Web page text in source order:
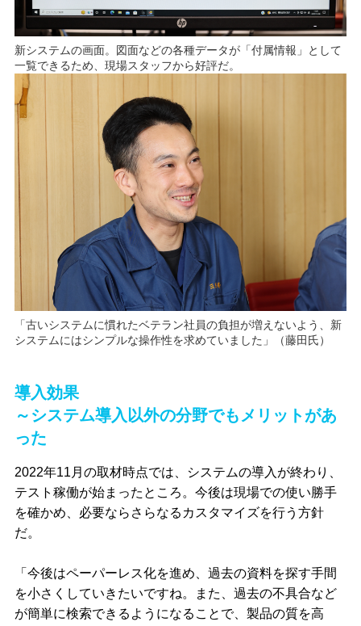
新システムの画面。図面などの各種データが「付属情報」として
一覧できるため、現場スタッフから好評だ。
「古いシステムに慣れたベテラン社員の負担が増えないよう、新
システムにはシンプルな操作性を求めていました」（藤田氏）
導入効果
～システム導入以外の分野でもメリットがあ
った
2022年11月の取材時点では、システムの導入が終わり、
テスト稼働が始まったところ。今後は現場での使い勝手
を確かめ、必要ならさらなるカスタマイズを行う方針
だ。
「今後はペーパーレス化を進め、過去の資料を探す手間
を小さくしていきたいですね。また、過去の不具合など
が簡単に検索できるようになることで、製品の質を高